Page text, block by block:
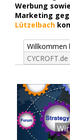
Werbung
Marketing
Lützelbach
Willkommen
CYCROFT.de